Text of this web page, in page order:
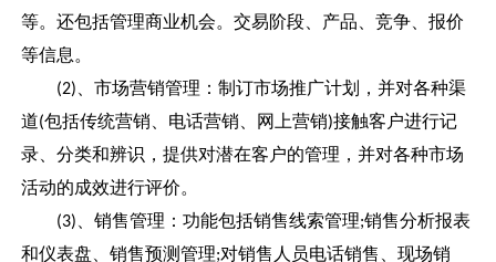
等。还包括管理商业机会。交易阶段、产品、竞争、报价
等信息。
(2)、市场营销管理：制订市场推广计划，并对各种渠
道(包括传统营销、电话营销、网上营销)接触客户进行记
录、分类和辨识，提供对潜在客户的管理，并对各种市场
活动的成效进行评价。
(3)、销售管理：功能包括销售线索管理;销售分析报表
和仪表盘、销售预测管理;对销售人员电话销售、现场销